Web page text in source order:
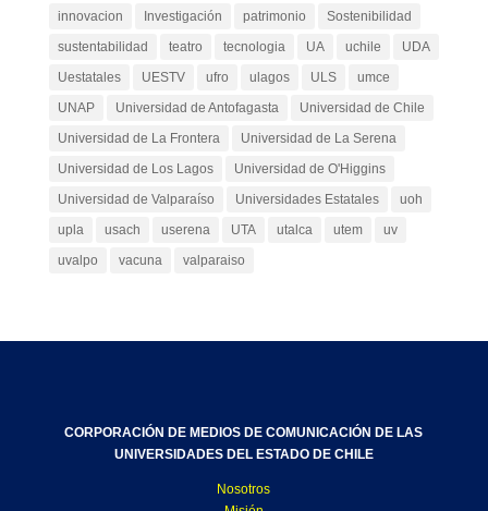
innovacion
Investigación patrimonio
Sostenibilidad
sustentabilidad
teatro tecnologia UA uchile
UDA
Uestatales
UESTV ufro ulagos ULS
umce
UNAP
Universidad de Antofagasta
Universidad de Chile
Universidad de La Frontera
Universidad de La Serena
Universidad de Los Lagos
Universidad de O'Higgins
Universidad de Valparaíso
Universidades Estatales
uoh
upla
usach userena UTA utalca utem
uv
uvalpo
vacuna valparaiso
CORPORACIÓN DE MEDIOS DE COMUNICACIÓN DE LAS
UNIVERSIDADES DEL ESTADO DE CHILE
Nosotros